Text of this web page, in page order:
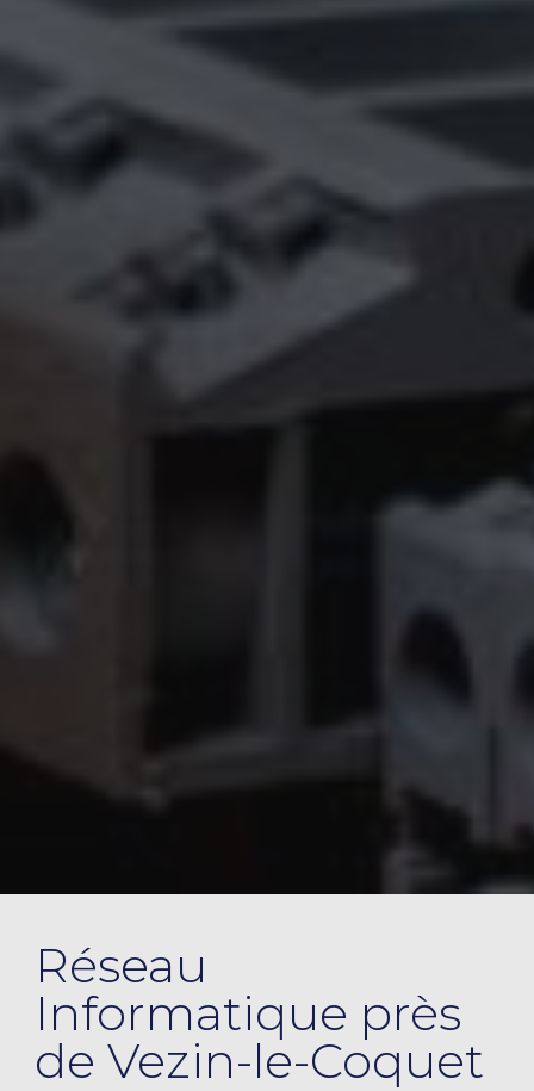
Réseau
Informatique près
de Vezin-le-Coquet